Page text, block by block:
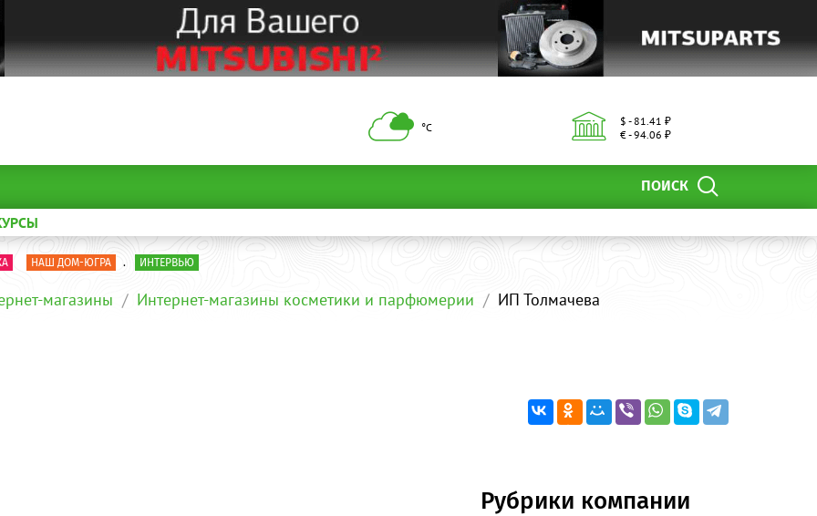
°С
$ - 81.41 ₽
€ - 94.06 ₽
ПОИСК
НАШ ДОМ-ЮГРА . ИНТЕРВЬЮ
магазины Интернет-магазины косметики и парфюмерии ИП Толмачева
Рубрики компании